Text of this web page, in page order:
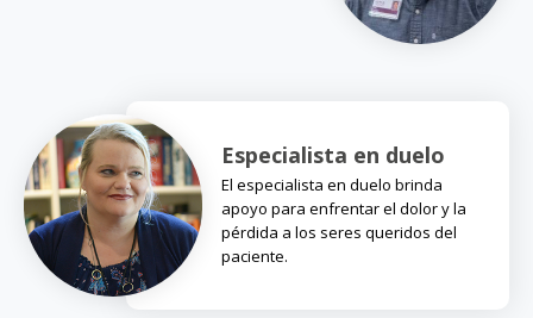
Especialista en duelo
El especialista en duelo brinda
apoyo para enfrentar el dolor y la
pérdida a los seres queridos del
paciente.